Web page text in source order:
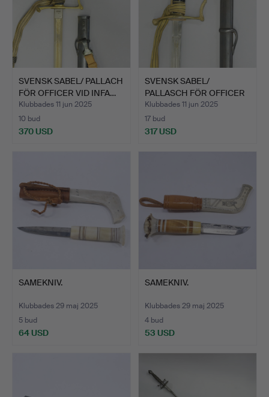
SVENSK SABEL/ PALLACH
FÖR OFFICER VID INFA…
Klubbades 11 jun 2025
10 bud
370 USD
SVENSK SABEL/
PALLASCH FÖR OFFICER
VID INF…
Klubbades 11 jun 2025
17 bud
317 USD
SAMEKNIV.
Klubbades 29 maj 2025
5 bud
64 USD
SAMEKNIV.
Klubbades 29 maj 2025
4 bud
53 USD